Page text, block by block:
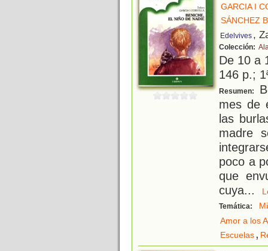
GARCIA I
SÁNCHEZ
Edelvives ,
Colección:
De 10 a
146 p.;
Resumen:
mes de
las
madre
poco a
que
cuya...
Temática:
Amor a los
Escuelas,